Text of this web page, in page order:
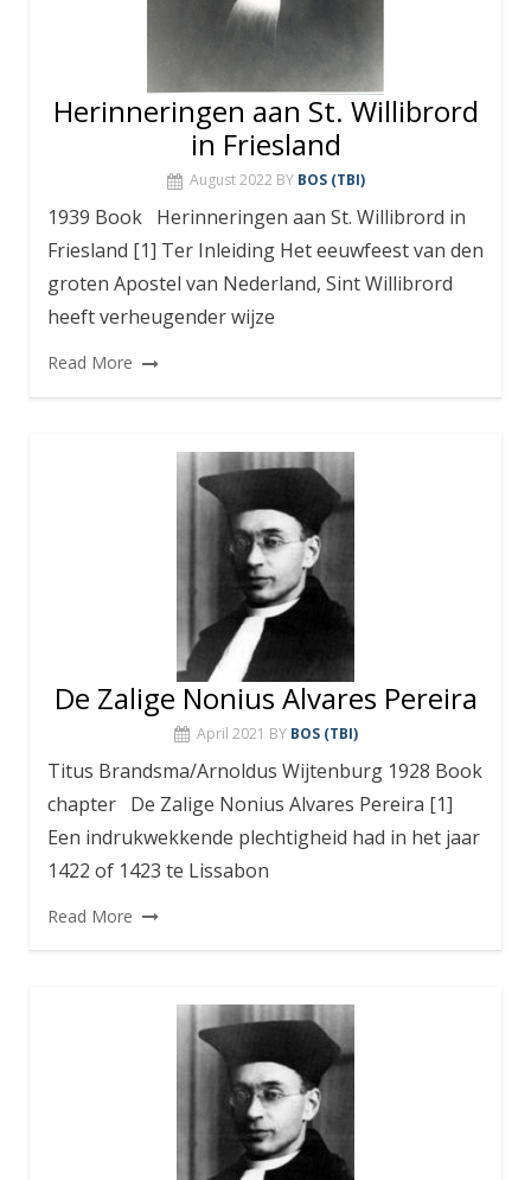
Herinneringen aan St. Willibrord
in Friesland
August 2022 BY BOS (TBI)
1939 Book Herinneringen aan St. Willibrord in
Friesland [1] Ter Inleiding Het eeuwfeest van den
groten Apostel van Nederland, Sint Willibrord
heeft verheugender wijze
Read More
De Zalige Nonius Alvares Pereira
April 2021 BY BOS (TBI)
Titus Brandsma/Arnoldus Wijtenburg 1928 Book
chapter De Zalige Nonius Alvares Pereira [1]
Een indrukwekkende plechtigheid had in het jaar
1422 of 1423 te Lissabon
Read More